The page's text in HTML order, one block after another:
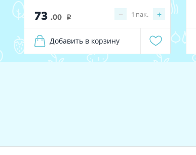
73 .00 i − +
1 пак.
Добавить в корзину